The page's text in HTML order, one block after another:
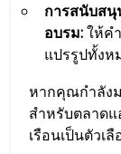
การสนับสนุ
อบรม:ให้ค
แปรรูปทั้งห
หากคุณกำลัง
สำหรับตลาด
เรือนเป็นตัว